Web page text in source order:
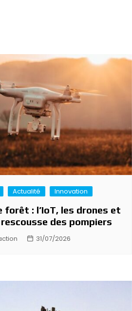
Actualité Innovation
forêt : l’IoT, les drones et
rescousse des pompiers
31/07/2026